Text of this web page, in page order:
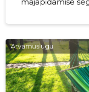
majapidamise
ka teie välistingimuste ilu.
mõistmine Enne aia kontori loomise teekonnale
asumist on
vajate.
Arvamuslugu